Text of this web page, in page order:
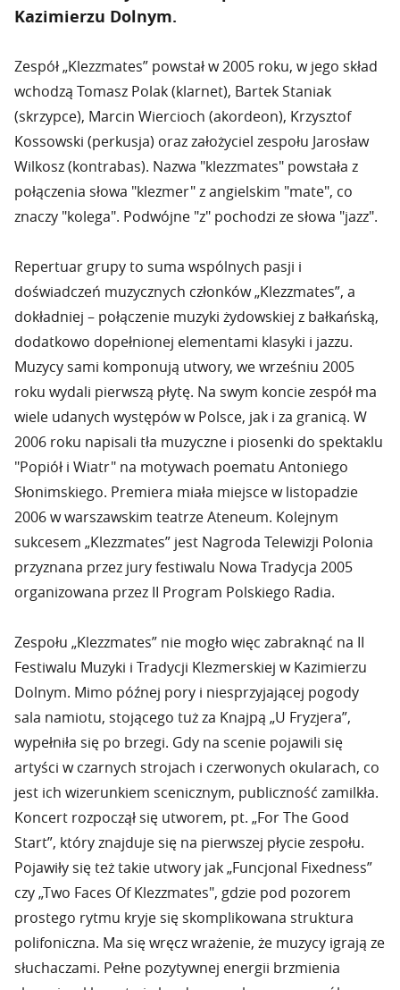
Kazimierzu Dolnym.
Zespół „Klezzmates” powstał w 2005 roku, w jego skład
wchodzą Tomasz Polak (klarnet), Bartek Staniak
(skrzypce), Marcin Wiercioch (akordeon), Krzysztof
Kossowski (perkusja) oraz założyciel zespołu Jarosław
Wilkosz (kontrabas). Nazwa "klezzmates" powstała z
połączenia słowa "klezmer" z angielskim "mate", co
znaczy "kolega". Podwójne "z" pochodzi ze słowa "jazz".
Repertuar grupy to suma wspólnych pasji i
doświadczeń muzycznych członków „Klezzmates”, a
dokładniej – połączenie muzyki żydowskiej z bałkańską,
dodatkowo dopełnionej elementami klasyki i jazzu.
Muzycy sami komponują utwory, we wrześniu 2005
roku wydali pierwszą płytę. Na swym koncie zespół ma
wiele udanych występów w Polsce, jak i za granicą. W
2006 roku napisali tła muzyczne i piosenki do spektaklu
"Popiół i Wiatr" na motywach poematu Antoniego
Słonimskiego. Premiera miała miejsce w listopadzie
2006 w warszawskim teatrze Ateneum. Kolejnym
sukcesem „Klezzmates” jest Nagroda Telewizji Polonia
przyznana przez jury festiwalu Nowa Tradycja 2005
organizowana przez II Program Polskiego Radia.
Zespołu „Klezzmates” nie mogło więc zabraknąć na II
Festiwalu Muzyki i Tradycji Klezmerskiej w Kazimierzu
Dolnym. Mimo późnej pory i niesprzyjającej pogody
sala namiotu, stojącego tuż za Knajpą „U Fryzjera”,
wypełniła się po brzegi. Gdy na scenie pojawili się
artyści w czarnych strojach i czerwonych okularach, co
jest ich wizerunkiem scenicznym, publiczność zamilkła.
Koncert rozpoczął się utworem, pt. „For The Good
Start”, który znajduje się na pierwszej płycie zespołu.
Pojawiły się też takie utwory jak „Funcjonal Fixedness”
czy „Two Faces Of Klezzmates", gdzie pod pozorem
prostego rytmu kryje się skomplikowana struktura
polifoniczna. Ma się wręcz wrażenie, że muzycy igrają ze
słuchaczami. Pełne pozytywnej energii brzmienia